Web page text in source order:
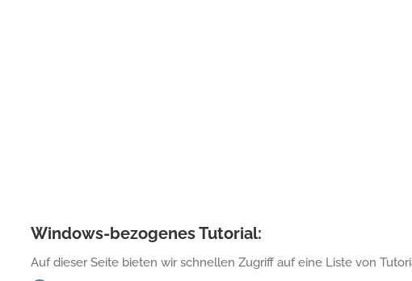
Windows-bezogenes Tutorial:
Auf dieser Seite bieten wir schnellen Zugriff auf eine Liste von